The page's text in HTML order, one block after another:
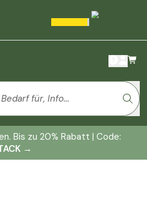
Bis zu 20% Rabatt | Code:
→